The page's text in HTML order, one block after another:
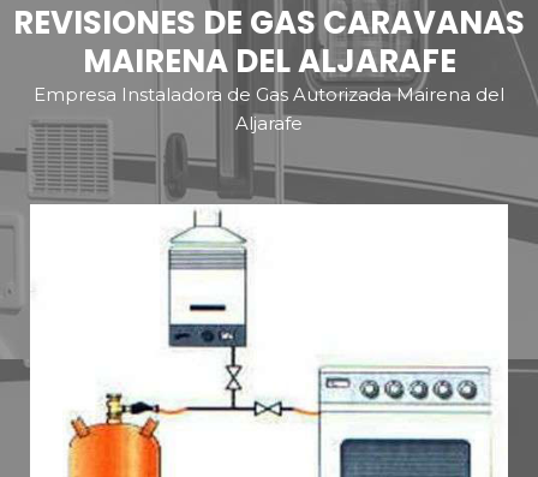
REVISIONES DE GAS CARAVANAS
MAIRENA DEL ALJARAFE
Empresa Instaladora de Gas Autorizada Mairena del
Aljarafe